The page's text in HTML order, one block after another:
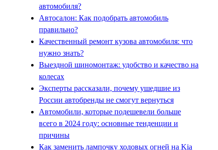
автомобиля?
Автосалон: Как подобрать автомобиль
правильно?
Качественный ремонт кузова автомобиля: что
нужно знать?
Выездной шиномонтаж: удобство и качество на
колесах
Эксперты рассказали, почему ушедшие из
России автобренды не смогут вернуться
Автомобили, которые подешевели больше
всего в 2024 году: основные тенденции и
причины
Как заменить лампочку ходовых огней на Kia